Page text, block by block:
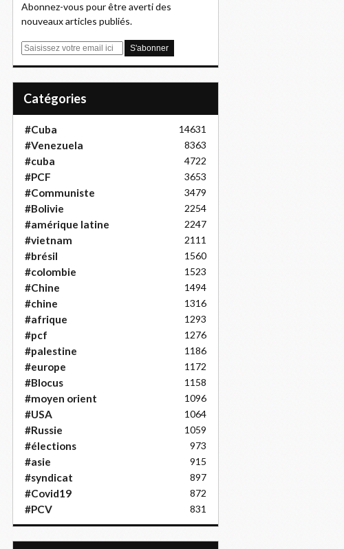
Abonnez-vous pour être averti des
nouveaux articles publiés.
E
Catégories
#Cuba 14631
#Venezuela 8363
#cuba 4722
#PCF 3653
#Communiste 3479
#Bolivie 2254
#amérique latine 2247
#vietnam 2111
#brésil 1560
#colombie 1523
#Chine 1494
#chine 1316
#afrique 1293
#pcf 1276
#palestine 1186
#europe 1172
#Blocus 1158
#moyen orient 1096
#USA 1064
#Russie 1059
#élections 973
#asie 915
#syndicat 897
#Covid19 872
#PCV 831